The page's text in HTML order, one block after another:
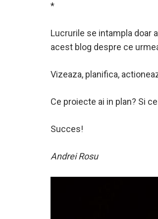
*
Lucrurile se intampla doar
acest blog despre ce
Vizeaza, planifica,
Ce proiecte ai in plan? Si
Succes!
Andrei Rosu